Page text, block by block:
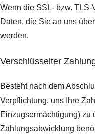
Wenn die SSL- bzw.
Daten, die Sie an uns
werden.
Verschlüsselter
Besteht nach dem
Verpflichtung, uns Ihre
Einzugsermächtigung) zu
Zahlungsabwicklung